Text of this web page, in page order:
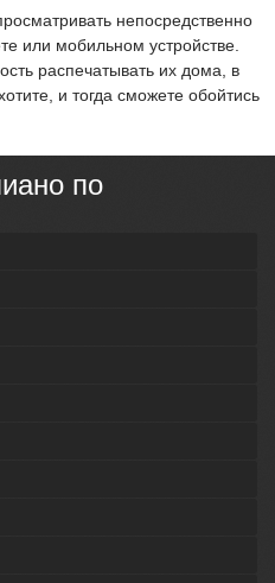
непосредственно
или мобильном устройстве.
распечатывать их дома, в
и тогда сможете обойтись
по